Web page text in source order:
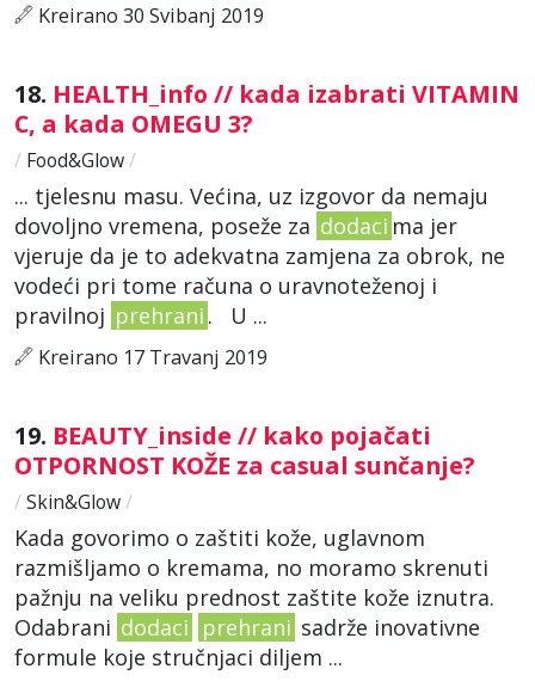
Kreirano 30 Svibanj 2019
18. HEALTH_info // kada izabrati VITAMIN
C, a kada OMEGU 3?
/ Food&Glow/
... tjelesnu masu. Većina, uz izgovor da nemaju
dovoljno vremena, poseže za dodaci ma jer
vjeruje da je to adekvatna zamjena za obrok, ne
vodeći pri tome računa o uravnoteženoj i
pravilnoj prehrani . U ...
Kreirano 17 Travanj 2019
19. BEAUTY_inside // kako pojačati
OTPORNOST KOŽE za casual sunčanje?
/ Skin&Glow/
Kada govorimo o zaštiti kože, uglavnom
razmišljamo o kremama, no moramo skrenuti
pažnju na veliku prednost zaštite kože iznutra.
Odabrani dodaci prehrani sadrže inovativne
formule koje stručnjaci diljem ...